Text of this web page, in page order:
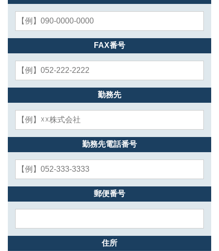
FAX番号
勤務先
勤務先電話番号
郵便番号
住所